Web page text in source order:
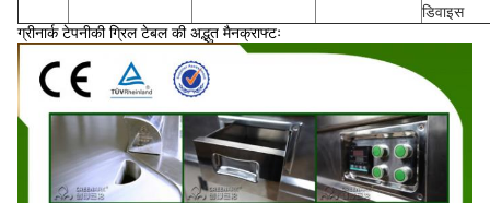
डिवाइस
ग्रीनार्क टेपनीकी ग्रिल टेबल की अद्भुत मैनक्राफ्टः